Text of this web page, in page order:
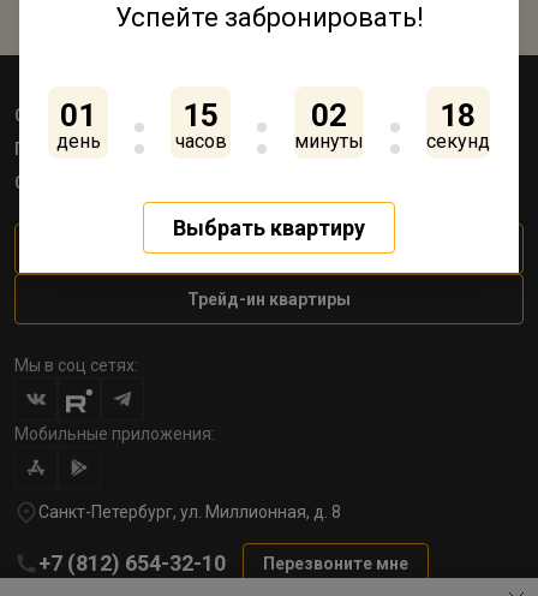
Объекты Квартиры
Коммерция
Паркинги
Акции
Как купить
О компании
Личный кабинет
Трейд-ин квартиры
Мы в соц сетях:
Мобильные приложения:
Санкт-Петербург, ул. Миллионная, д. 8
+7 (812) 654-32-10 Перезвоните мне
Успейте забронировать!
01
день
15
часов
02
минуты
18
секунд
Выбрать квартиру